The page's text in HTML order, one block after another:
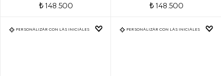
₺ 148.500 ₺ 148.500
PERSONALIZAR CON LAS INICIALES PERSONALIZAR CON LAS INICIALES